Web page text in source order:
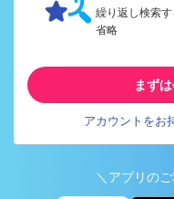
繰り返し検索
省略
まず
アカウントをお
＼アプリの